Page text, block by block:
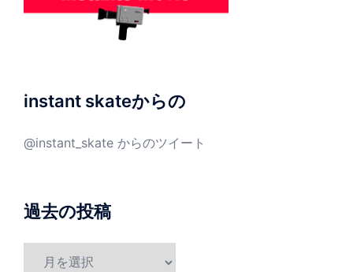
instant skateからの
@instant_skate からのツイート
過去の投稿